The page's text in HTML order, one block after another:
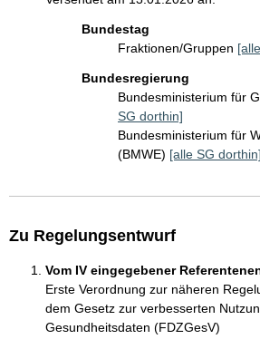
Bundestag
Fraktionen/Gruppen
Bundesregierung
Bundesministerium für
SG dorthin]
Bundesministerium für
(BMWE) [alle SG dorthin]
Zu Regelungsentwurf
Vom IV eingegebener
Erste Verordnung zur näheren
dem Gesetz zur verbesserten
Gesundheitsdaten (FDZGesV)